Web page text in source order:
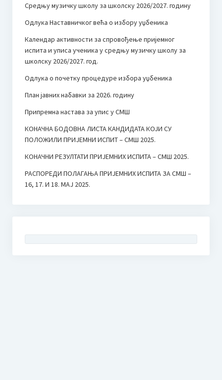
Средњу музичку школу за школску 2026/2027. годину
Одлука Наставничког већа о избору уџбеника
Календар активности за спровођење пријемног
испита и уписа ученика у средњу музичку школу за
школску 2026/2027. год.
Одлука о почетку процедуре избора уџбеника
План јавних набавки за 2026. годину
Припремна настава за упис у СМШ
КОНАЧНА БОДОВНА ЛИСТА КАНДИДАТА КОЈИ СУ
ПОЛОЖИЛИ ПРИЈЕМНИ ИСПИТ – СМШ 2025.
КОНАЧНИ РЕЗУЛТАТИ ПРИЈЕМНИХ ИСПИТА – СМШ 2025.
РАСПОРЕДИ ПОЛАГАЊА ПРИЈЕМНИХ ИСПИТА ЗА СМШ –
16, 17. И 18. МАЈ 2025.